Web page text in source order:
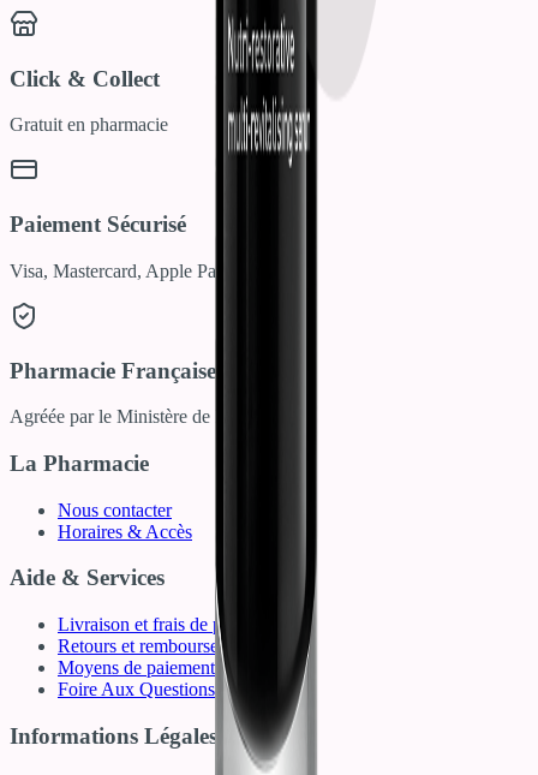
Click & Collect
Gratuit en pharmacie
Paiement Sécurisé
Visa, Mastercard, Apple Pay
Pharmacie Française
Agréée par le Ministère de la Santé
La Pharmacie
Nous contacter
Horaires & Accès
Aide & Services
Livraison et frais de port
Retours et remboursements
Moyens de paiement
Foire Aux Questions (FAQ)
Informations Légales